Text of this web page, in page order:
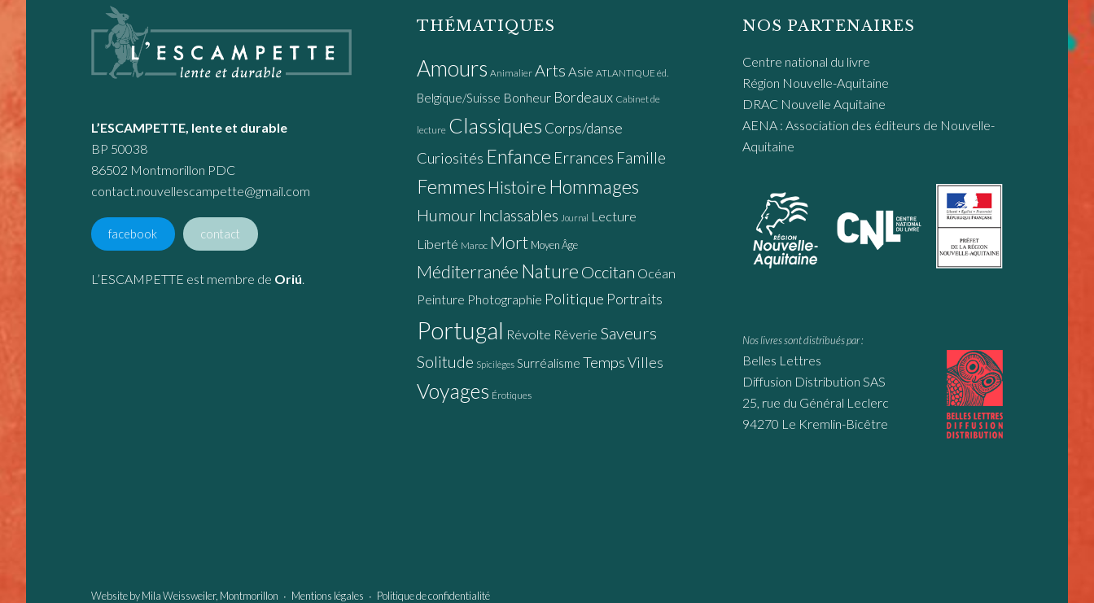
L’ESCAMPETTE, lente et durable
BP 50038
86502 Montmorillon PDC
contact.nouvellescampette@gmail.com
facebook contact
L’ESCAMPETTE est membre de Oriú.
THÉMATIQUES
Amours Animalier Arts Asie ATLANTIQUE éd.
Belgique/Suisse Bonheur Bordeaux Cabinet de
lecture Classiques Corps/danse
Curiosités Enfance Errances Famille
Femmes Histoire Hommages
Humour Inclassables Journal Lecture
Liberté Maroc Mort Moyen Âge
Méditerranée Nature Occitan Océan
Peinture Photographie Politique Portraits
Portugal Révolte Rêverie Saveurs
Solitude Spicilèges Surréalisme TempsVilles
Voyages Érotiques
NOS PARTENAIRES
Centre national du livre
Région Nouvelle-Aquitaine
DRAC Nouvelle Aquitaine
AENA : Association des éditeurs de Nouvelle-
Aquitaine
Nos livres sont distribués par :
Belles Lettres
Diffusion Distribution SAS
25, rue du Général Leclerc
94270 Le Kremlin-Bicêtre
Website byMila Weissweiler, Montmorillon ∙ Mentions légales ∙ Politique de confidentialité